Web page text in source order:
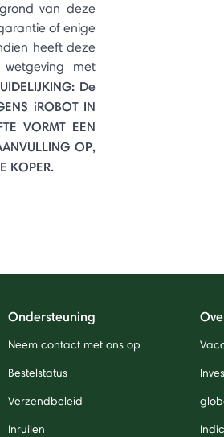
van deze
of enige
heeft deze
met
De
iROBOT IN
VORMT EEN
OP,
KOPER.
Ondersteuning
Neem contact met ons op
Bestelstatus
Verzendbeleid
Inruilen